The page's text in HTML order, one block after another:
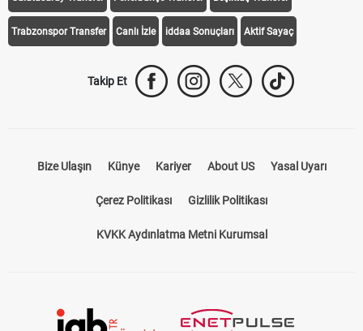
Trabzonspor Transfer Canlı İzle iddaa Sonuçları Aktif Sayaç
Takip Et
Bize Ulaşın Künye Kariyer About US Yasal Uyarı
Çerez Politikası Gizlilik Politikası
KVKK Aydınlatma Metni Kurumsal